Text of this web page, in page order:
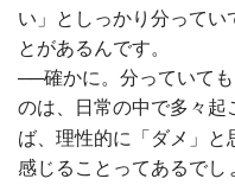
い」としっかり分ってい
とがあるんです。
──確かに。分っていて
のは、日常の中で多々起
ば、理性的に「ダメ」と
感じることってあるで